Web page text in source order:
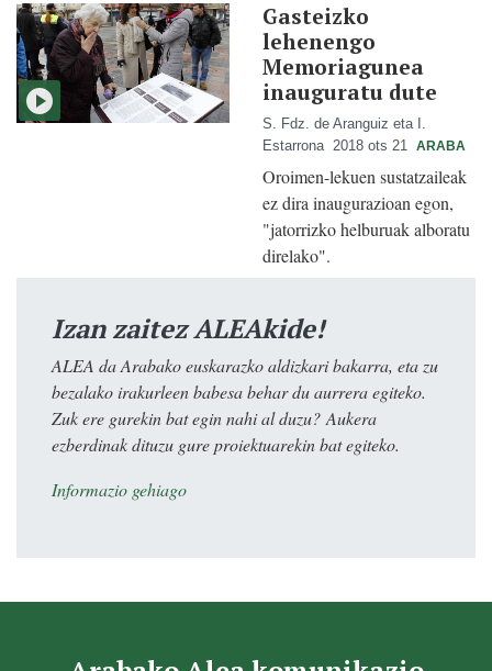
Gasteizko
lehenengo
Memoriagunea
inauguratu dute
S. Fdz. de Aranguiz eta I.
Estarrona 2018 ots 21 ARABA
Oroimen-lekuen sustatzaileak
ez dira inaugurazioan egon,
"jatorrizko helburuak alboratu
direlako".
Izan zaitez ALEAkide!
ALEA da Arabako euskarazko aldizkari bakarra, eta zu
bezalako irakurleen babesa behar du aurrera egiteko.
Zuk ere gurekin bat egin nahi al duzu? Aukera
ezberdinak dituzu gure proiektuarekin bat egiteko.
Informazio gehiago